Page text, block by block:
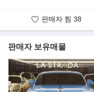
- 자동차매매 사원증이 발
보증협회
성능점검기록부를 발급
30일또는 2,000KM 범위
받을수 있습니다.
판매자 찜 38
판매자 보유매물